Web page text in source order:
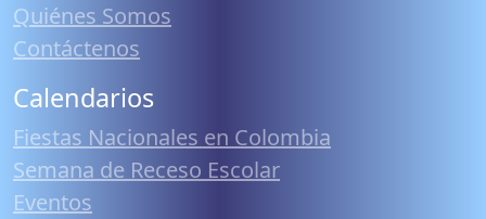
Quiénes Somos
Contáctenos
Calendarios
Fiestas Nacionales en Colombia
Semana de Receso Escolar
Eventos